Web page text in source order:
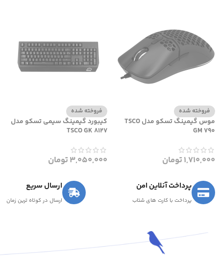
فروخته شده
موس گیمینگ تسکو مدل TSCO
GM 790
1,710,000تومان
فروخته شده
کیبورد گیمینگ سیمی تسکو مدل
TSCO GK 8127
3,050,000تومان
پرداخت آنلاین امن
پرداخت با کارت های شتاب
ارسال سریع
ارسال در کوتاه ترین زمان